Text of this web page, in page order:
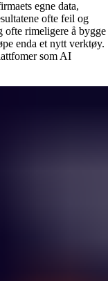
egne data,
ofte feil og
ofte rimeligere å bygge
enda et nytt verktøy.
som AI